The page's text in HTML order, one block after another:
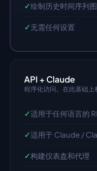
✓绘制历史时间序列图
✓无需任何设置
API + Claude
程序化访问。在此基础上
✓适用于任何语言的
✓适用于 Claude /
✓构建仪表盘和代理